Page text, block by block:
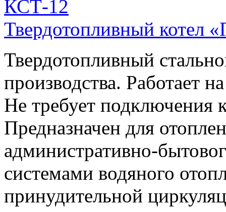
Твердотопливный котел
Твердотопливный
производства. Работает
Не требует подключения
Предназначен для
административно-
системами водяного
принудительной